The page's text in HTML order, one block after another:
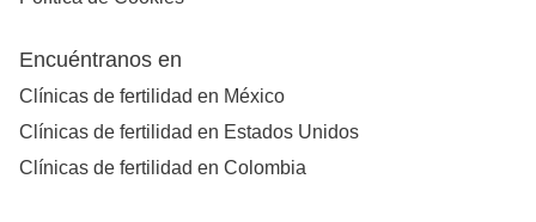
Encuéntranos en
Clínicas de fertilidad en México
Clínicas de fertilidad en Estados Unidos
Clínicas de fertilidad en Colombia